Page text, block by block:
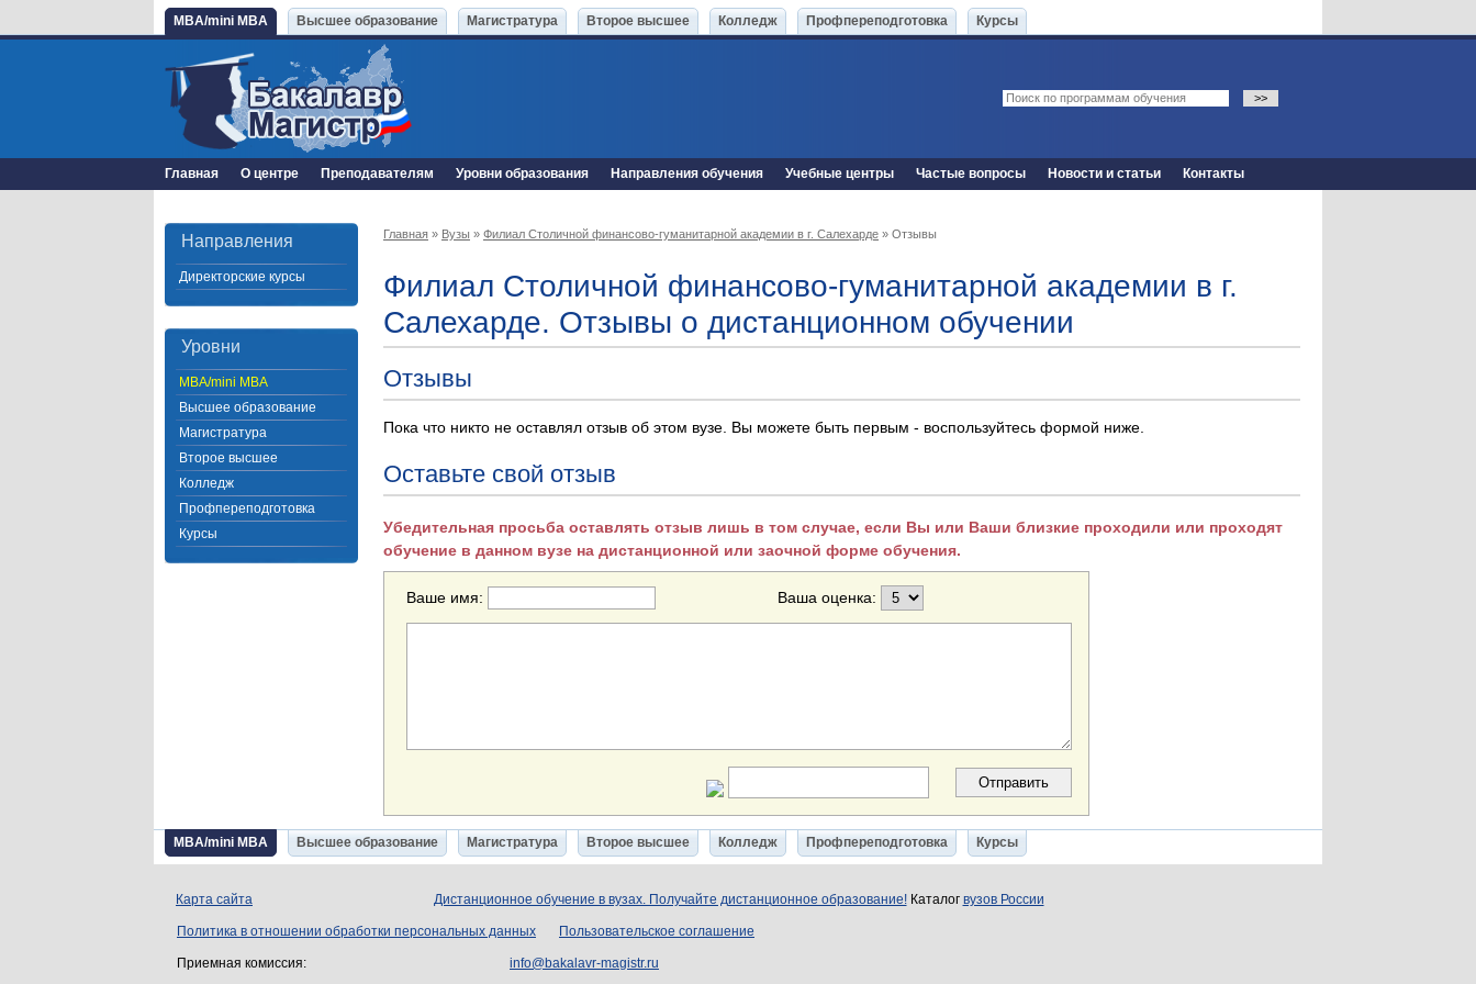
MBA/mini MBA Высшее образование Магистратура Второе высшее Колледж Профпереподготовка Курсы
Главная О центре Преподавателям Уровни образования Направления обучения Учебные центры Частые вопросы Новости и статьи Контакты
Направления
Директорские курсы
Уровни
MBA/mini MBA
Высшее образование
Магистратура
Второе высшее
Колледж
Профпереподготовка
Курсы
Главная » Вузы » Филиал Столичной финансово-гуманитарной академии в г. Салехарде » Отзывы
Филиал Столичной финансово-гуманитарной академии в г.
Салехарде. Отзывы о дистанционном обучении
Отзывы
Пока что никто не оставлял отзыв об этом вузе. Вы можете быть первым - воспользуйтесь формой ниже.
Оставьте свой отзыв
Убедительная просьба оставлять отзыв лишь в том случае, если Вы или Ваши близкие проходили или проходят
обучение в данном вузе на дистанционной или заочной форме обучения.
Ваше имя: Ваша оценка:
MBA/mini MBA Высшее образование Магистратура Второе высшее Колледж Профпереподготовка Курсы
Карта сайта Дистанционное обучение в вузах. Получайте дистанционное образование!Каталог вузов России
Политика в отношении обработки персональных данных Пользовательское соглашение
Приемная комиссия:
info@bakalavr-magistr.ru